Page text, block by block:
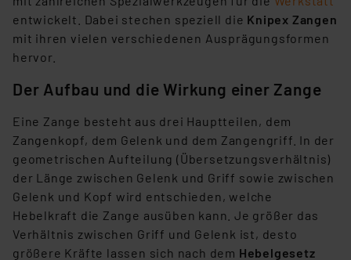
entwickelt. Dabei stechen speziell die Knipex Zangen
mit ihren vielen verschiedenen Ausprägungsformen
hervor.
Der Aufbau und die Wirkung einer Zange
Eine Zange besteht aus drei Hauptteilen, dem
Zangenkopf, dem Gelenk und dem Zangengriff. In der
geometrischen Aufteilung (Übersetzungsverhältnis)
der Länge zwischen Gelenk und Griff sowie zwischen
Gelenk und Kopf wird entschieden, welche
Hebelkraft die Zange ausüben kann. Je größer das
Verhältnis zwischen Griff und Gelenk ist, desto
größere Kräfte lassen sich nach dem Hebelgesetz